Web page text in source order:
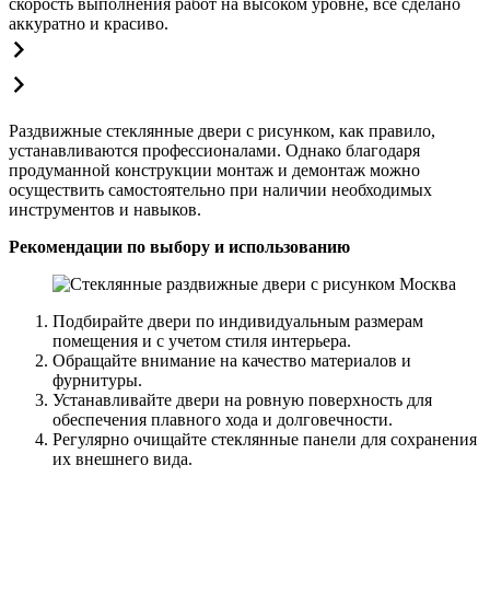
аккуратно и красиво.
Раздвижные стеклянные двери с рисунком, как правило,
устанавливаются профессионалами. Однако благодаря
продуманной конструкции монтаж и демонтаж можно
осуществить самостоятельно при наличии необходимых
инструментов и навыков.
Рекомендации по выбору и использованию
Подбирайте двери по индивидуальным размерам
помещения и с учетом стиля интерьера.
Обращайте внимание на качество материалов и
фурнитуры.
Устанавливайте двери на ровную поверхность для
обеспечения плавного хода и долговечности.
Регулярно очищайте стеклянные панели для сохранения
их внешнего вида.